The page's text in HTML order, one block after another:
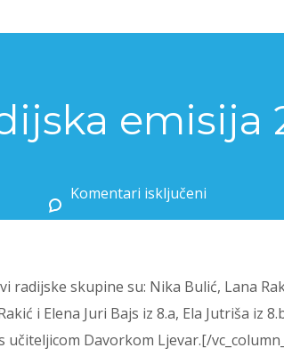
emisija
Komentari isključeni
radijske skupine su: Nika Bulić, Lana
i Elena Juri Bajs iz 8.a, Ela Jutriša iz
učiteljicom Davorkom Ljevar.[/